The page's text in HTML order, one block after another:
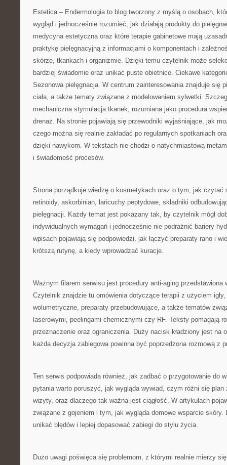
Estetica – Endermologia to blog tworzony z myślą o osobach,
wygląd i jednocześnie rozumieć, jak działają produkty do
medycyna estetyczna oraz które terapie gabinetowe mają
praktykę pielęgnacyjną z informacjami o komponentach i
skórze, tkankach i organizmie. Dzięki temu czytelnik może
bardziej świadomie oraz unikać puste obietnice. Ciekawe
Sezonowa pielęgnacja. W centrum zainteresowania znajduje się
ciała, a także tematy związane z modelowaniem sylwetki.
mechaniczna stymulacja tkanek, rozumiana jako procedura
drenaż. Na stronie pojawiają się przewodniki wyjaśniające, jak
czego można się realnie zakładać po regularnych spotkaniach
dzięki nawykom. W tekstach nie chodzi o natychmiastową
i świadomość procesów.
Strona porządkuje wiedzę o kosmetykach oraz o tym, jak czytać
retinoidy, askorbinian, łańcuchy peptydowe, składniki
pielęgnacji. Każdy temat jest pokazany tak, by czytelnik mógł
indywidualnych wymagań i jednocześnie nie podrażnić bariery
wpisach pojawiają się podpowiedzi, jak łączyć preparaty rano i
krótszą rutynę, a kiedy wprowadzać kuracje.
Ważnym filarem serwisu jest procedury anti-aging przedstawiona
Czytelnik znajdzie tu omówienia dotyczące terapii z użyciem
wolumetryczne, preparaty przebudowujące, a także tematów
laserowymi, peelingami chemicznymi czy RF. Teksty pomagają
przeznaczenie oraz ograniczenia. Duży nacisk kładziony jest na
każda decyzja zabiegowa powinna być poprzedzona rozmową z
Ten serwis podpowiada również, jak zadbać o przygotowanie do
pytania warto poruszyć, jak wygląda wywiad, czym różni się plan
wizyty, oraz dlaczego tak ważna jest ciągłość. W artykułach
związane z gojeniem i tym, jak wygląda domowe wsparcie
unikać błędów i lepiej dopasować zabiegi do stylu życia.
Dużo uwagi poświęca się problemom, z którymi realnie mierzy